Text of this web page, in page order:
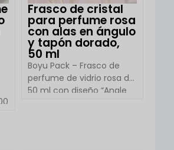
Frasco de cristal
para perfume rosa
con alas en ángulo
y tapón dorado,
50 ml
Boyu Pack – Frasco de
perfume de vidrio rosa de
50 ml con diseño “Angle